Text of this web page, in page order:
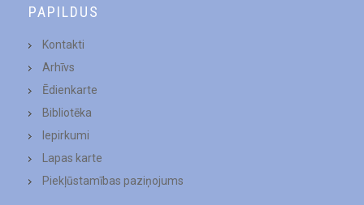
PAPILDUS
Kontakti
Arhīvs
Ēdienkarte
Bibliotēka
Iepirkumi
Lapas karte
Piekļūstamības paziņojums